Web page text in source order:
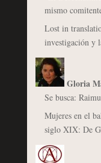
mismo
Lost in
investigación y
Gloria
Se busca:
Mujeres en el
siglo XIX: De